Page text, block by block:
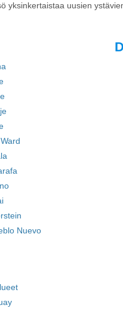
yksinkertaistaa uusien
Nuevo